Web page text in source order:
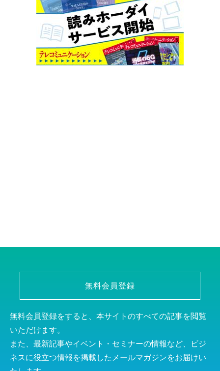
無料会員登録
無料会員登録をすると、本サイトのすべての記事を閲覧
いただけます。
また、最新記事やイベント・セミナーの情報など、ビジ
ネスに役立つ情報を掲載したメールマガジンをお届けい